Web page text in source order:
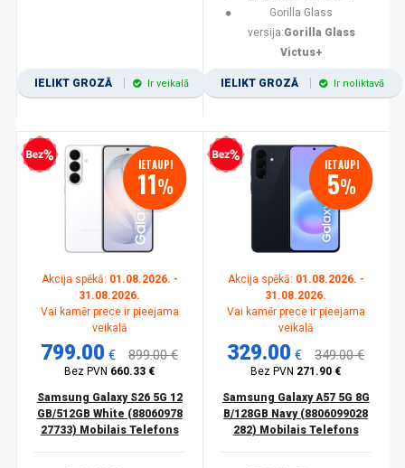
IELIKT GROZĀ Ir veikalā
Gorilla Glass
versija:Gorilla Glass
Victus+
IELIKT GROZĀ Ir noliktavā
kredīts IETAUPI
11%
Akcija spēkā: 01.08.2026. -
31.08.2026.
Vai kamēr prece ir pieejama
veikalā
799.00 € 899.00 €
Bez PVN 660.33 €
Samsung Galaxy S26 5G 12
GB/512GB White (88060978
27733) Mobilais Telefons
Bezprocentu kredīts IETAUPI
5%
Akcija spēkā: 01.08.2026. -
31.08.2026.
Vai kamēr prece ir pieejama
veikalā
329.00 € 349.00 €
Bez PVN 271.90 €
Samsung Galaxy A57 5G 8G
B/128GB Navy (8806099028
282) Mobilais Telefons